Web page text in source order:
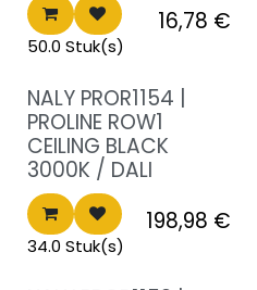
16,78 €
50.0 Stuk(s)
Nieuwe prijs
NALY PROR1154 |
PROLINE ROW1
CEILING BLACK
3000K / DALI
198,98 €
34.0 Stuk(s)